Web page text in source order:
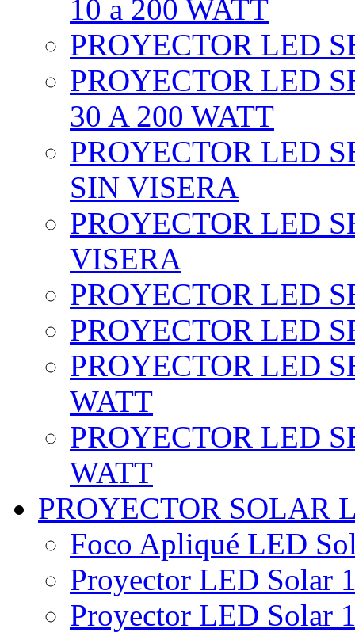
10 a 200 WATT
PROYECTOR LED
PROYECTOR LED
30 A 200 WATT
PROYECTOR LED
SIN VISERA
PROYECTOR LED
VISERA
PROYECTOR LED
PROYECTOR LED
PROYECTOR LED
WATT
PROYECTOR LED
WATT
PROYECTOR SOLAR
Foco Apliqué LED
Proyector LED Solar
Proyector LED Solar